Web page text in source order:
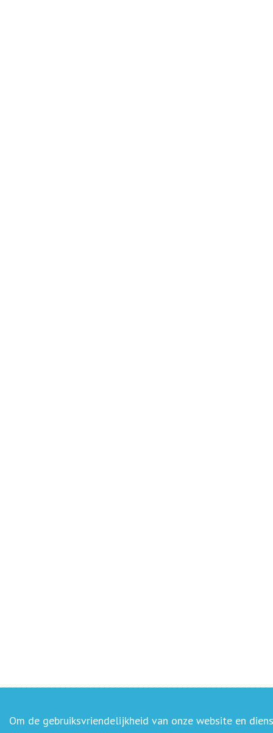
Om de gebruiksvriendelijkheid van onze website en